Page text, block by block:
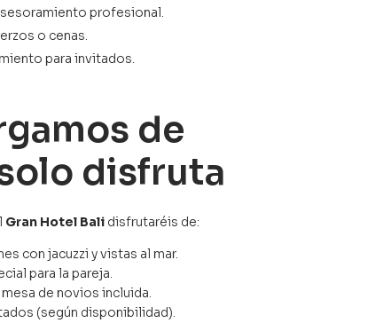
profesional.
o cenas.
para invitados.
de
disfruta
Gran Hotel Balidisfrutaréis de:
con jacuzzi y vistas al mar.
para la pareja.
de novios incluida.
(según disponibilidad).